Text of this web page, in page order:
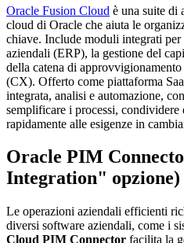
Oracle Fusion Cloud è una suite di
cloud di Oracle che aiuta le
chiave. Include moduli integrati
aziendali (ERP), la gestione del
della catena di
(CX). Offerto come piattaforma
integrata, analisi e automazione,
semplificare i processi, condividere
rapidamente alle esigenze in
Oracle PIM
Integration" opzione)
Le operazioni aziendali efficienti
diversi software aziendali, come i
Cloud PIM Connector facilita la